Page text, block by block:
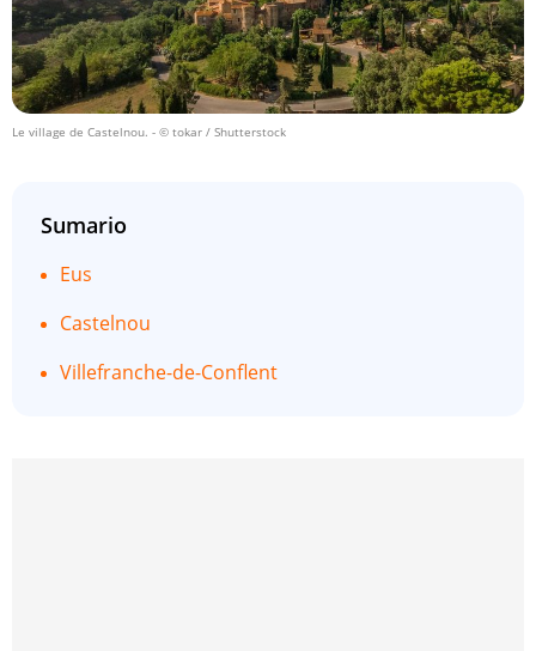
Le village de Castelnou. - © tokar / Shutterstock
Sumario
Eus
Castelnou
Villefranche-de-Conflent